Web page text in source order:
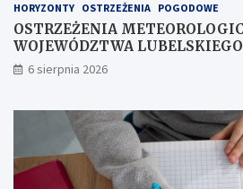
I
C
Z
N
E
L
O
c
z
a
j
ą
c
r
HORYZONTY OSTRZEŻENIA POGODOWE
OSTRZEŻENIA
WOJEWÓDZTWA
6 sierpnia 2026